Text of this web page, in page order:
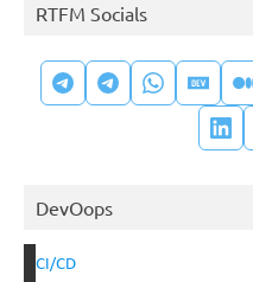
RTFM Socials
DevOops
CI/CD